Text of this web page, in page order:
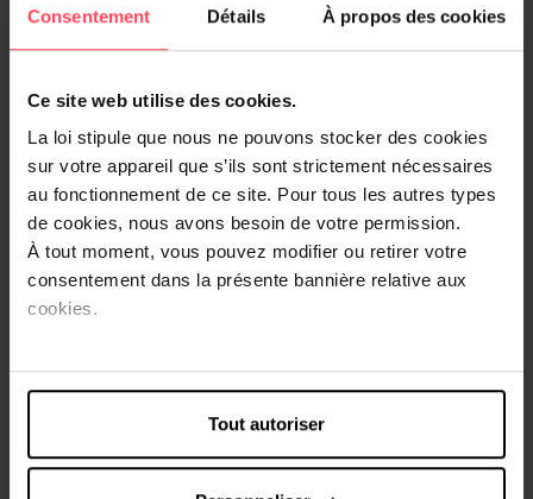
Consentement Détails À propos des cookies
Ce site web utilise des cookies.
La loi stipule que nous ne pouvons stocker des cookies
sur votre appareil que s’ils sont strictement nécessaires
au fonctionnement de ce site. Pour tous les autres types
de cookies, nous avons besoin de votre permission.
À tout moment, vous pouvez modifier ou retirer votre
consentement dans la présente bannière relative aux
cookies.
Tout autoriser
Livraison
Cet article n'est plus disponible pour le moment
Être prévenu de la disponibilité
Livraison gratuite à l'achat de min. 35€
Retour gratuit dans votre magasin
Description